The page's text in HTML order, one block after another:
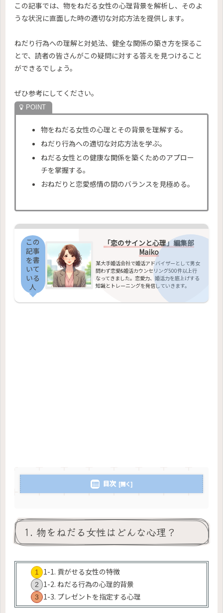
この記事では、物をねだる女性の心理背景を解析し、そのよ
うな状況に直面した時の適切な対応方法を提供します。
ねだり行為への理解と対処法、健全な関係の築き方を探るこ
とで、読者の皆さんがこの疑問に対する答えを見つけること
ができるでしょう。
ぜひ参考にしてください。
物をねだる女性の心理とその背景を理解する。
ねだり行為への適切な対応方法を学ぶ。
ねだる女性との健康な関係を築くためのアプロー
チを掌握する。
おねだりと恋愛感情の間のバランスを見極める。
この
記事
を書
いて
いる
人
「恋のサインと心理」編集部
Maiko
某大手婚活会社で婚活アドバイザーとして男女
問わず恋愛&婚活カウンセリング500件以上行
なってきました。恋愛力、婚活力を底上げする
知識とトレーニングを発信していきます。
目次
1. 物をねだる女性はどんな心理？
1-1. 貢がせる女性の特徴
1-2. ねだる行為の心理的背景
1-3. プレゼントを指定する心理